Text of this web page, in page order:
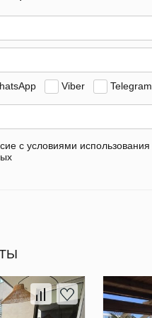
Viber Telegram
с условиями использования